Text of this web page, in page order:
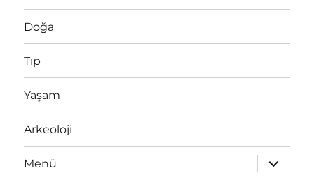
Doğa
Tıp
Yaşam
Arkeoloji
Menü
Alt
menüyü